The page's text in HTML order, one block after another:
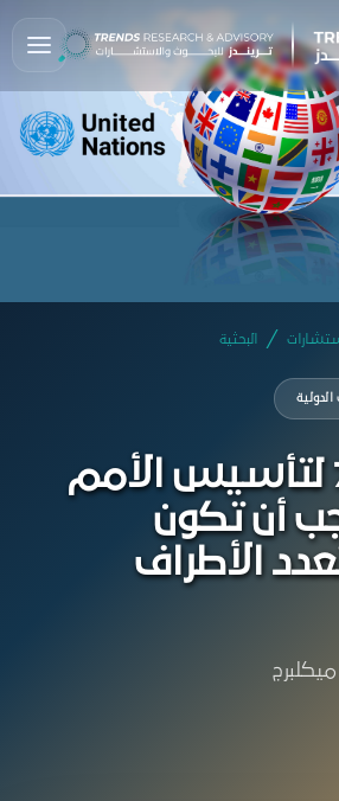
البحثية
الدولية
الذكرى 75 لتأسيس الأمم
أن تكون
الأطراف